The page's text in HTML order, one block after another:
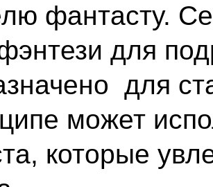
фантасту.
для
для
может
которые